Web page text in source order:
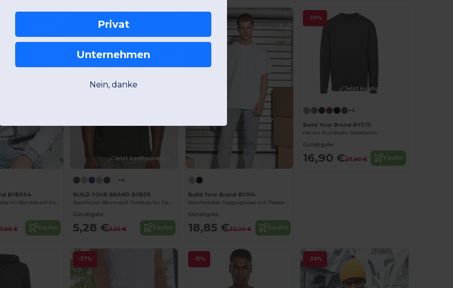
BYB004
Retro Baseballjacke im Bomberstil für Unisex
€ Kaufen
Jetzt konfigurieren!
+4
BUILD YOUR BRAND BYB011
Sportlicher Baumwoll-Tanktop für Damen
Günstigste:
5,28 €5,50 € Kaufen
Build Your Brand BY014
Komfortable Jogginghose mit Fleece-Innenfutter
Günstigste:
18,85 €32,20 € Kaufen
-39%
Jetzt konfigurieren!
+4
Build Your Brand BY075
Herren Rundhals-Sweatshirt
Günstigste:
16,90 €27,90 € Kaufen
-37% -31% -39%
Privat
Unternehmen
Nein, danke